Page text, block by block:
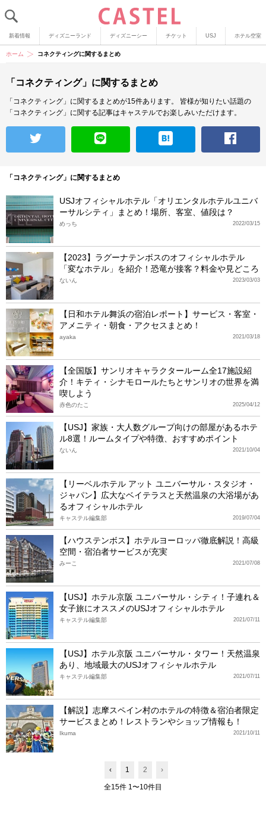
新着情報 ディズニーランド ディズニーシー チケット USJ ホテル空室
ホーム コネクティングに関するまとめ
「コネクティング」に関するまとめ
「コネクティング」に関するまとめが15件あります。
皆様が知りたい話題の
「コネクティング」に関する記事はキャステルでお楽しみいただけます。
「コネクティング」に関するまとめ
USJオフィシャルホテル「オリエンタルホテルユニバ
ーサルシティ」まとめ！場所、客室、値段は？
2022/03/15
めっち
【2023】ラグーナテンボスのオフィシャルホテル
「変なホテル」を紹介！恐竜が接客？料金や見どころ
2023/03/03
ないん
【日和ホテル舞浜の宿泊レポート】サービス・客室・
アメニティ・朝食・アクセスまとめ！
2021/03/18
ayaka
【全国版】サンリオキャラクタールーム全17施設紹
介！キティ・シナモロールたちとサンリオの世界を満
喫しよう
2025/04/12
赤色のたこ
【USJ】家族・大人数グループ向けの部屋があるホテ
ル8選！ルームタイプや特徴、おすすめポイント
2021/10/04
ないん
【リーベルホテル アット ユニバーサル・スタジオ・
ジャパン】広大なベイテラスと天然温泉の大浴場があ
るオフィシャルホテル
2019/07/04
キャステル編集部
【ハウステンボス】ホテルヨーロッパ徹底解説！高級
空間・宿泊者サービスが充実
2021/07/08
みーこ
【USJ】ホテル京阪 ユニバーサル・シティ！子連れ＆
女子旅にオススメのUSJオフィシャルホテル
2021/07/11
キャステル編集部
【USJ】ホテル京阪 ユニバーサル・タワー！天然温泉
あり、地域最大のUSJオフィシャルホテル
2021/07/11
キャステル編集部
【解説】志摩スペイン村のホテルの特徴＆宿泊者限定
サービスまとめ！レストランやショップ情報も！
2021/10/11
Ikuma
‹ 1 2 ›
全15件 1〜10件目